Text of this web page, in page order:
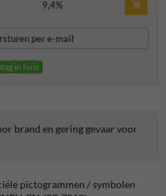
9,4%
per e-mail
in huis
brand en gering gevaar voor
pictogrammen / symbolen